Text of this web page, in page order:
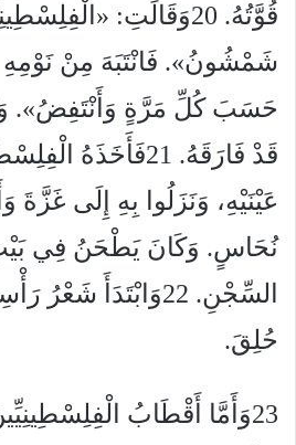
قُوَّتُهُ. 20وَقَالَتِ:
شَمْشُونُ». فَانْتَبَهَ مِنْ
حَسَبَ كُلِّ مَرَّةٍ وَأَنْتَفِضُ».
قَدْ فَارَقَهُ. 21فَأَخَذَهُ
عَيْنَيْهِ، وَنَزَلُوا بِهِ إِلَى غَزَّةَ
نُحَاسٍ. وَكَانَ يَطْحَنُ فِي
السِّجْنِ. 22وَابْتَدَأَ
حُلِقَ.
23وَأَمَّا أَقْطَابُ